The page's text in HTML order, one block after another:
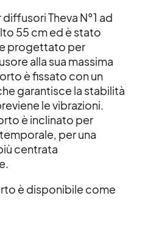
Theva N°1 ad
55 cm ed è stato
progettato per
alla sua massima
è fissato con un
garantisce la stabilità
le vibrazioni.
è inclinato per
per una
centrata
è disponibile come